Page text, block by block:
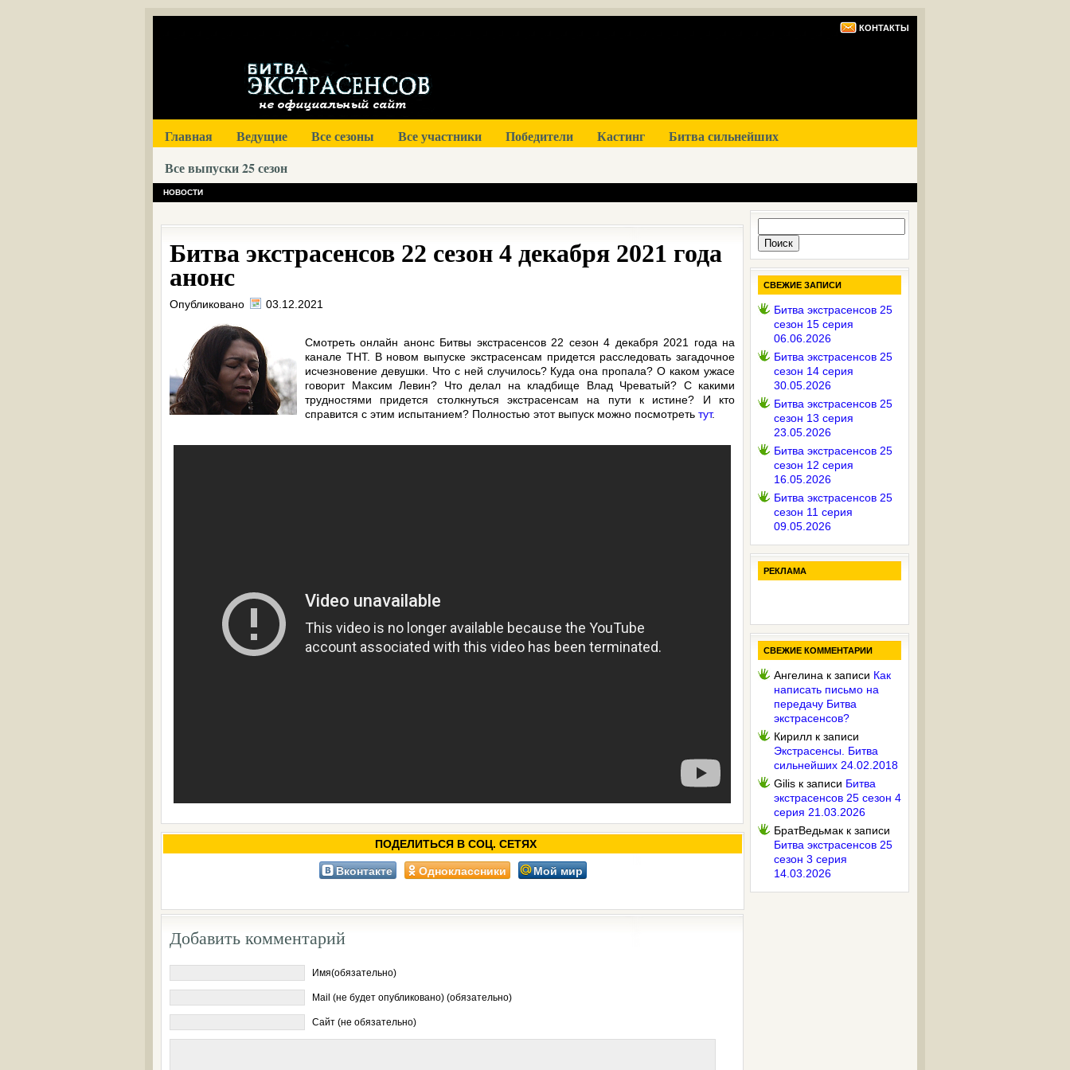
КОНТАКТЫ
Главная Ведущие Все сезоны Все участники Победители Кастинг
Битва сильнейших
Все выпуски 25 сезон
НОВОСТИ
Битва экстрасенсов 22 сезон 4 декабря 2021 года
анонс
Опубликовано 03.12.2021
Смотреть онлайн анонс Битвы экстрасенсов 22 сезон 4 декабря 2021 года на
канале ТНТ. В новом выпуске экстрасенсам придется расследовать загадочное
исчезновение девушки. Что с ней случилось? Куда она пропала? О каком ужасе
говорит Максим Левин? Что делал на кладбище Влад Чреватый? С какими
трудностями придется столкнуться экстрасенсам на пути к истине? И кто
справится с этим испытанием? Полностью этот выпуск можно посмотреть тут.
ПОДЕЛИТЬСЯ В СОЦ. СЕТЯХ
Вконтакте Одноклассники Мой мир
Добавить комментарий
Имя(обязательно)
Mail (не будет опубликовано) (обязательно)
Сайт (не обязательно)
СВЕЖИЕ ЗАПИСИ
Битва экстрасенсов 25
сезон 15 серия
06.06.2026
Битва экстрасенсов 25
сезон 14 серия
30.05.2026
Битва экстрасенсов 25
сезон 13 серия
23.05.2026
Битва экстрасенсов 25
сезон 12 серия
16.05.2026
Битва экстрасенсов 25
сезон 11 серия
09.05.2026
РЕКЛАМА
СВЕЖИЕ КОММЕНТАРИИ
Ангелина к записи Как
написать письмо на
передачу Битва
экстрасенсов?
Кирилл к записи
Экстрасенсы. Битва
сильнейших 24.02.2018
Gilis к записи Битва
экстрасенсов 25 сезон 4
серия 21.03.2026
БратВедьмак к записи
Битва экстрасенсов 25
сезон 3 серия
14.03.2026